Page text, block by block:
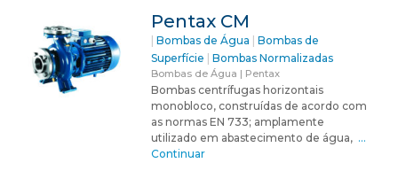
Pentax CM
| Bombas de Água | Bombas de
Superfície | Bombas Normalizadas
Bombas de Água | Pentax
Bombas centrífugas horizontais
monobloco, construídas de acordo com
as normas EN 733; amplamente
utilizado em abastecimento de água, …
Continuar